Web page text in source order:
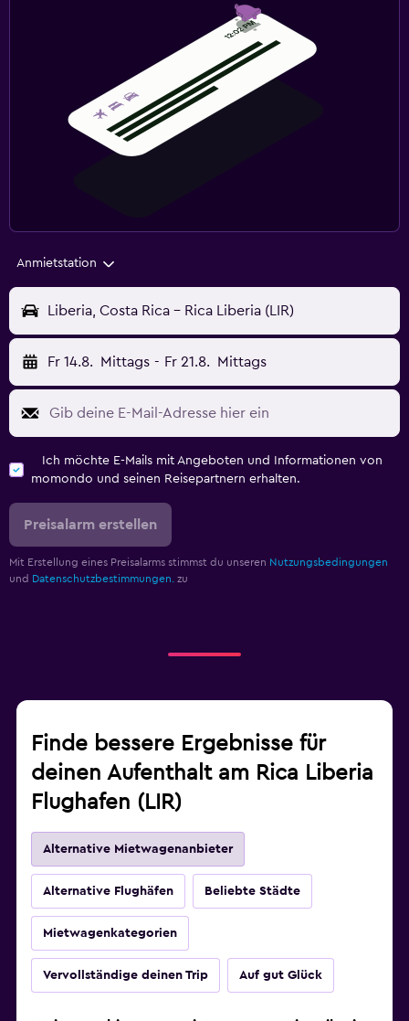
Anmietstation
Liberia, Costa Rica - Rica Liberia (LIR)
Fr 14.8. Mittags - Fr 21.8. Mittags
Ich möchte E-Mails mit Angeboten und Informationen von
momondo und seinen Reisepartnern erhalten.
Preisalarm erstellen
Mit Erstellung eines Preisalarms stimmst du unseren Nutzungsbedingungen
und Datenschutzbestimmungen. zu
Finde bessere Ergebnisse für
deinen Aufenthalt am Rica Liberia
Flughafen (LIR)
Alternative Mietwagenanbieter
Alternative Flughäfen Beliebte Städte
Mietwagenkategorien
Vervollständige deinen Trip Auf gut Glück